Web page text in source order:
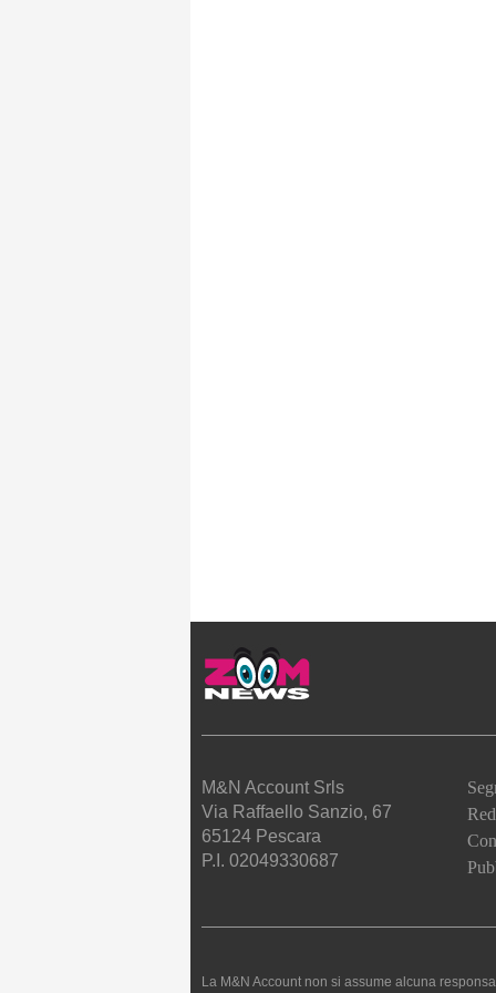
M&N Account Srls
Via Raffaello Sanzio, 67
65124 Pescara
P.I. 02049330687
La M&N Account non si assume alcuna